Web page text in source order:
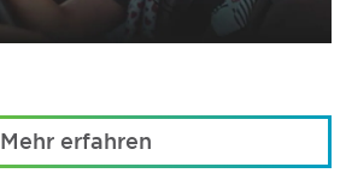
Mehr erfahren